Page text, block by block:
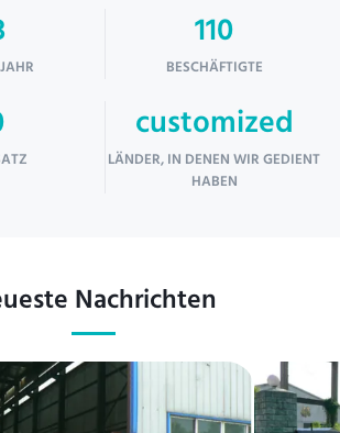
110
BESCHÄFTIGTE
customized
LÄNDER, IN DENEN WIR GEDIENT
HABEN
Nachrichten